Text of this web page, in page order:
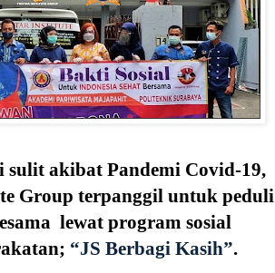
sulit akibat Pandemi Covid-19,
Group terpanggil untuk peduli
lewat program sosial
“JS Berbagi Kasih”.